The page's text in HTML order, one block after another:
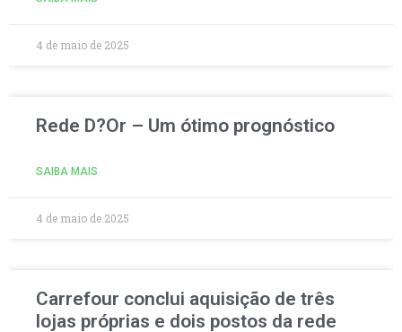
4 de maio de 2025
Rede D?Or – Um ótimo prognóstico
SAIBA MAIS
4 de maio de 2025
Carrefour conclui aquisição de três
lojas próprias e dois postos da rede